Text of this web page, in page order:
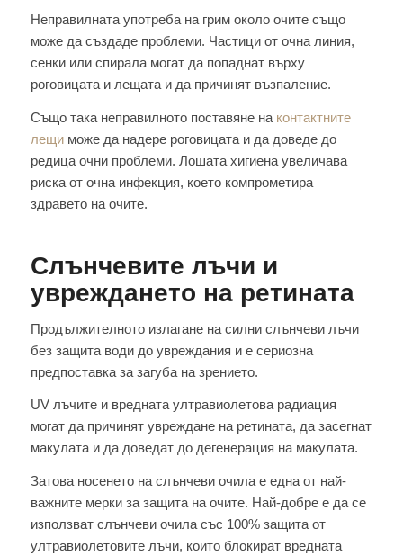
Неправилната употреба на грим около очите също
може да създаде проблеми. Частици от очна линия,
сенки или спирала могат да попаднат върху
роговицата и лещата и да причинят възпаление.
Също така неправилното поставяне на контактните
лещиможе да надере роговицата и да доведе до
редица очни проблеми. Лошата хигиена увеличава
риска от очна инфекция, което компрометира
здравето на очите.
Слънчевите лъчи и
увреждането на ретината
Продължителното излагане на силни слънчеви лъчи
без защита води до увреждания и е сериозна
предпоставка за загуба на зрението.
UV лъчите и вредната ултравиолетова радиация
могат да причинят увреждане на ретината, да засегнат
макулата и да доведат до дегенерация на макулата.
Затова носенето на слънчеви очила е една от най-
важните мерки за защита на очите. Най-добре е да се
използват слънчеви очила със 100% защита от
ултравиолетовите лъчи, които блокират вредната